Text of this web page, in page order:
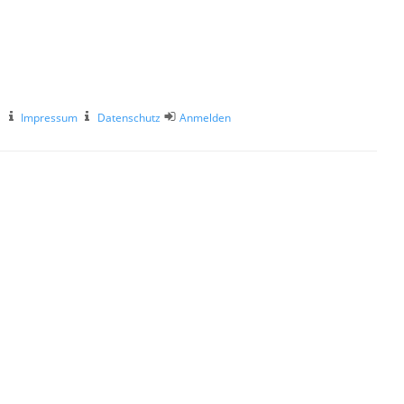
Impressum Datenschutz Anmelden